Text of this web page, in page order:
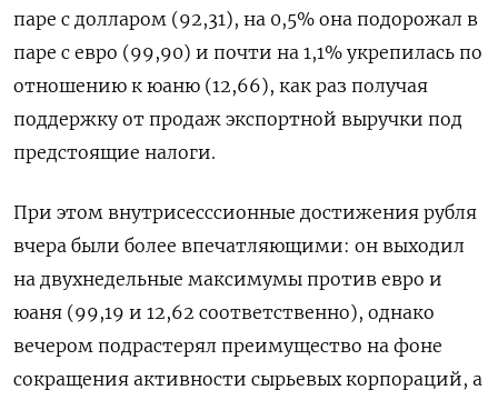
паре с долларом (92,31), на 0,5% она подорожал в
паре с евро (99,90) и почти на 1,1% укрепилась по
отношению к юаню (12,66), как раз получая
поддержку от продаж экспортной выручки под
предстоящие налоги.
При этом внутрисесссионные достижения рубля
вчера были более впечатляющими: он выходил
на двухнедельные максимумы против евро и
юаня (99,19 и 12,62 соответственно), однако
вечером подрастерял преимущество на фоне
сокращения активности сырьевых корпораций, а